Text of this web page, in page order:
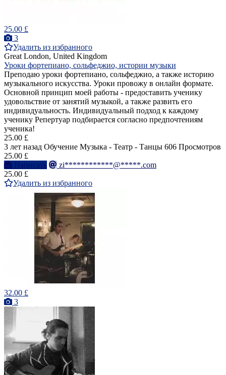
25.00 £
3
Удалить из избранного
Great London, United Kingdom
Уроки фортепиано, сольфеджио, истории музыки
Преподаю уроки фортепиано, сольфеджио, а также историю
музыкального искусства. Уроки провожу в онлайн формате.
Основной принцип моей работы - предоставить ученику
удовольствие от занятий музыкой, а также развить его
индивидуальность. Индивидуальный подход к каждому
ученику Репертуар подбирается согласно предпочтениям
ученика!
25.00 £
3 лет назад Обучение Музыка - Театр - Танцы 606 Просмотров
25.00 £
Написать
zi************@*****.com
25.00 £
Удалить из избранного
32.00 £
3